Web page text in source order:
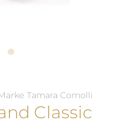
Tamara Comolli
Classic